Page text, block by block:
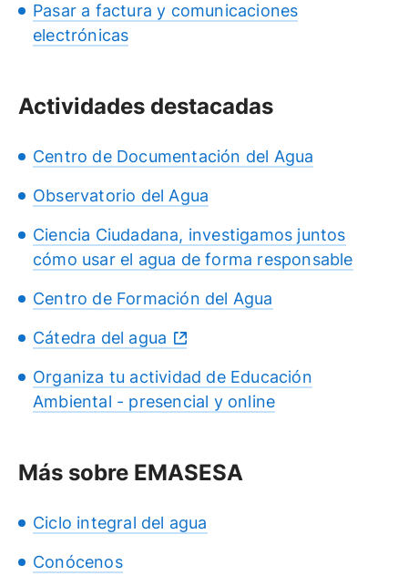
Pasar a factura y comunicaciones
electrónicas
Actividades destacadas
Centro de Documentación del Agua
Observatorio del Agua
Ciencia Ciudadana, investigamos juntos
cómo usar el agua de forma responsable
Centro de Formación del Agua
Cátedra del agua
Organiza tu actividad de Educación
Ambiental - presencial y online
Más sobre EMASESA
Ciclo integral del agua
Conócenos